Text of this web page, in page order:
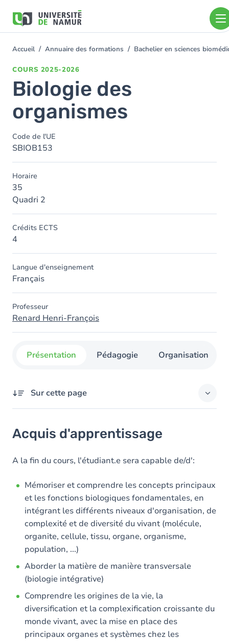
contenu
You
Accueil Annuaire des formations Bachelier en sciences
COURS 2025-2026
Biologie des
organismes
Code de l'UE
SBIOB153
Horaire
35
Quadri 2
Crédits ECTS
4
Langue d'enseignement
Français
Professeur
Renard Henri-François
Présentation Pédagogie Organisation
Sur cette page
Objectifs
Contenu
Table des matières
Acquis d'apprentissage
A la fin du cours, l'étudiant.e sera capable de/d':
Mémoriser et comprendre les concepts principaux
et les fonctions biologiques fondamentales, en
intégrant les différents niveaux d'organisation, de
complexité et de diversité du vivant (molécule,
organite, cellule, tissu, organe, organisme,
population, ...)
Aborder la matière de manière transversale
(biologie intégrative)
Comprendre les origines de la vie, la
diversification et la complexification croissante du
monde vivant, avec la mise en place des
principaux organes et systèmes chez les